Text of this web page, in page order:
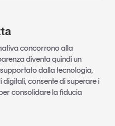
concorrono alla
diventa quindi un
dalla tecnologia,
consente di superare i
consolidare la fiducia